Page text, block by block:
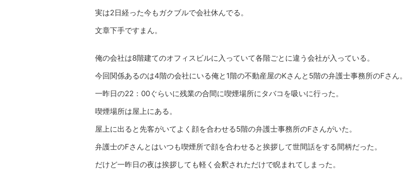
実は2日経った今もガクブルで会社休んでる。
文章下手ですまん。
俺の会社は8階建てのオフィスビルに入っていて各階ごとに違う会社が入っている。
今回関係あるのは4階の会社にいる俺と1階の不動産屋のKさんと5階の弁護士事務所のFさん。
一昨日の22：00ぐらいに残業の合間に喫煙場所にタバコを吸いに行った。
喫煙場所は屋上にある。
屋上に出ると先客がいてよく顔を合わせる5階の弁護士事務所のFさんがいた。
弁護士のFさんとはいつも喫煙所で顔を合わせると挨拶して世間話をする間柄だった。
だけど一昨日の夜は挨拶しても軽く会釈されただけで睨まれてしまった。